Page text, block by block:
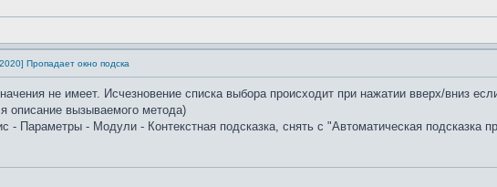
Пропадает окно подска
не имеет. Исчезновение списка выбора происходит при нажатии вверх/вниз
описание вызываемого метода)
- Параметры - Модули - Контекстная подсказка, снять с "Автоматическая подсказка